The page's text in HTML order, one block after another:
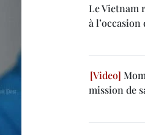
Le Vietnam
à
mission de